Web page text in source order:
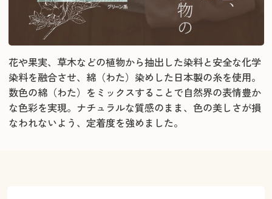
花や果実、草木などの植物から抽出した染料と安全な化学
染料を融合させ、綿（わた）染めした日本製の糸を使用。
数色の綿（わた）をミックスすることで自然界の表情豊か
な色彩を実現。ナチュラルな質感のまま、色の美しさが損
なわれないよう、定着度を強めました。